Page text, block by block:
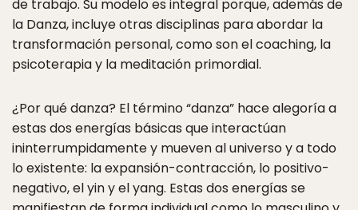
de trabajo. Su modelo es integral porque, además de
la Danza, incluye otras disciplinas para abordar la
transformación personal, como son el coaching, la
psicoterapia y la meditación primordial.
¿Por qué danza? El término “danza” hace alegoría a
estas dos energías básicas que interactúan
ininterrumpidamente y mueven al universo y a todo
lo existente: la expansión-contracción, lo positivo-
negativo, el yin y el yang. Estas dos energías se